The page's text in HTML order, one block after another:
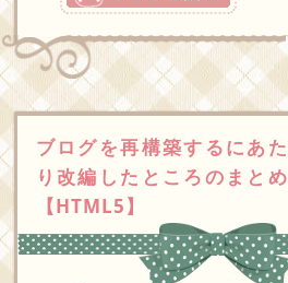
ブログを再構築するにあた
り改編したところのまとめ
【HTML5】